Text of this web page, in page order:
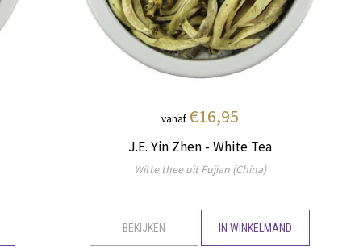
vanaf €16,95
J.E. Yin Zhen - White Tea
Witte thee uit Fujian (China)
BEKIJKEN IN WINKELMAND